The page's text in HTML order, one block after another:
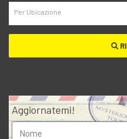
Aggiornatemi!